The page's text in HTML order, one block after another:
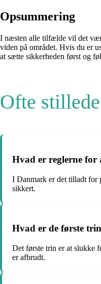
Opsummering
I næsten alle tilfælde vil det
viden på området. Hvis du er
at sætte sikkerheden først og
Ofte
Hvad er reglerne
I Danmark er det tilladt for
sikkert.
Hvad er de første
Det første trin er at slukke
er afbrudt.